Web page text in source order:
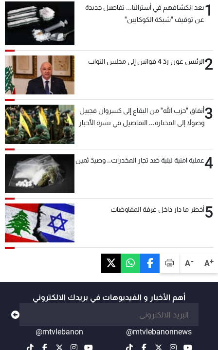
A+
A-
1بعد انكشافهم في أستراليا... تفاصيل جديدة
عن توقيف "شبكة الكوكايين"
2الرئيس عون ردّ 4 قوانين إلى مجلس النواب
3أنفاق "حزب الله" من البقاع إلى كسروان فجبيل
وصولاً إلى المختارة... التفاصيل في نشرة الأخبار
4عملية امنية ليلية ضد تجار المخدرات.. وصيدٌ ثمين
5أخطر ما دار داخل غرفة المفاوضات
أهم الأخبار و الفيديوهات في بريدك الالكتروني
@mtvlebanonnews
@mtvlebanon